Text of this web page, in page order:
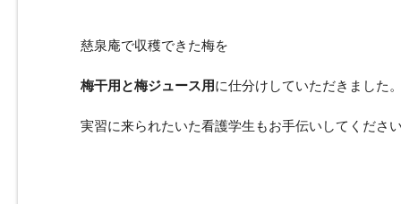
慈泉庵で収穫できた梅を
梅干用と梅ジュース用に仕分けしていただきました
実習に来られたいた看護学生もお手伝いしてくださ